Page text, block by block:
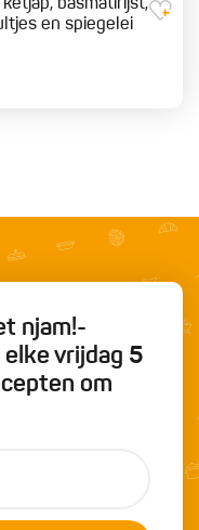
ketjap, basmatirijst,
en spiegelei
njam!-
vrijdag 5
om